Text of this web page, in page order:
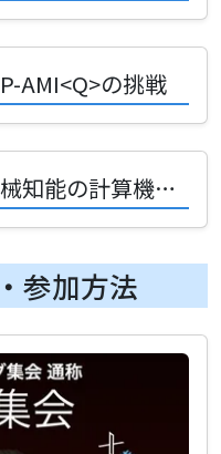
AMI<Q>の挑戦
VRChatで探る！自律機械知能の計算機環境の最前線
参加方法